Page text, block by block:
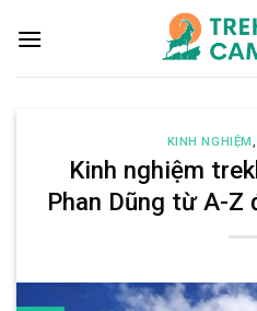
đến
KINH NGHIỆM,
Kinh nghiệm
Phan Dũng từ A-